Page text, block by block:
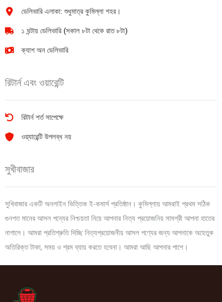
ভাটিকা
শ্যাম্পু)
quantity
ডেলিভারি এলাকা: শুধুমাত্র কুমিল্লা শহর।
১ ঘন্টায় ডেলিভারি (সকাল ৮টা থেকে রাত ৮টা)
ক্যাশ অন ডেলিভারি
রিটার্ন এবং ওয়ারেন্টি
রিটার্ন শর্ত সাপেক্ষে
ওয়্যারেন্টি উপলব্ধ নয়
সুখীবাজার
সুখিবাজার একটি অনলাইন ভিত্তিক ই-কমার্স প্রতিষ্ঠান। কুমিল্লায় আমরাই প্রথম সঠিক
গুনগত মানের আসল পন্যের নিশ্চয়তা নিয়ে আপনার নিত্য প্রয়োজনিয় সামগ্রী আপনা হাতের
নাগালে। আমরা প্রতিশ্রুতি দিচ্ছি নিত্যপ্রয়োজনীয় আসল পণ্যের জন্য আপনাকে অহেতুক
অতিরিক্ত টাকা, সময় ও শ্রম ব্যায় করতে হবেনা। আমরা আছি আপনার পাশে।